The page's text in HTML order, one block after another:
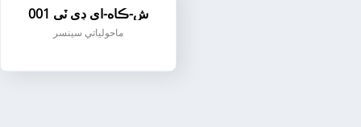
ش-ڪاه-اي ڊي ٽي 001
ماحولياتي سينسر